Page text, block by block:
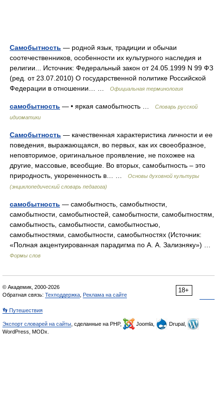
Самобытность — родной язык, традиции и обычаи
соотечественников, особенности их культурного наследия и
религии... Источник: Федеральный закон от 24.05.1999 N 99 ФЗ
(ред. от 23.07.2010) О государственной политике Российской
Федерации в отношении… …
Официальная терминология
самобытность — • яркая самобытность …
Словарь русской
идиоматики
Самобытность — качественная характеристика личности и ее
поведения, выражающаяся, во первых, как их своеобразное,
неповторимое, оригинальное проявление, не похожее на
другие, массовые, всеобщие. Во вторых, самобытность – это
природность, укорененность в… …
Основы духовной культуры
(энциклопедический словарь педагога)
самобытность — самобытность, самобытности,
самобытности, самобытностей, самобытности, самобытностям,
самобытность, самобытности, самобытностью,
самобытностями, самобытности, самобытностях (Источник:
«Полная акцентуированная парадигма по А. А. Зализняку») …
Формы слов
18+
© Академик, 2000-2026
Обратная связь: Техподдержка Реклама на сайте
👣 Путешествия
Экспорт словарей на сайты , сделанные на PHP, Joomla,
Drupal,
WordPress, MODx.